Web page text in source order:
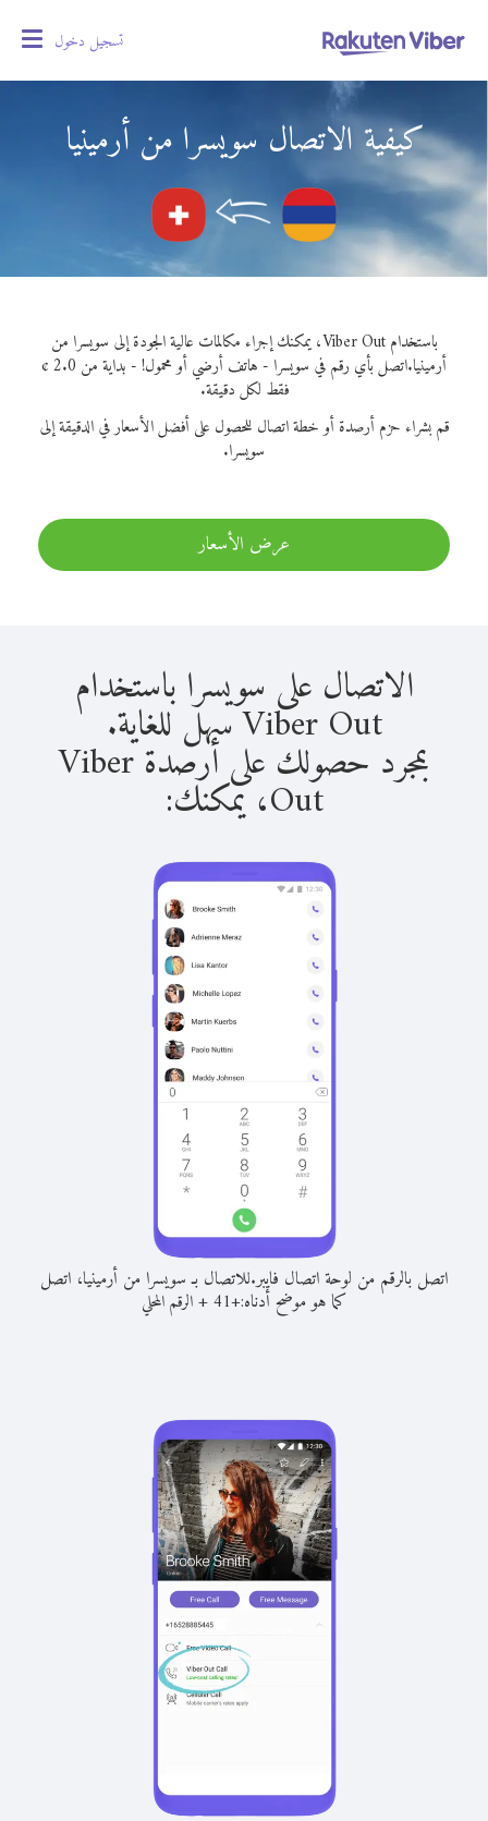
تسجيل دخول
كيفية الاتصال سويسرا من أرمينيا
باستخدام Viber Out، يمكنك إجراء مكالمات عالية الجودة إلى سويسرا من
أرمينيا.
اتصل بأي رقم في سويسرا - هاتف أرضي أو محمول! - بداية من 2.0 ¢
فقط لكل دقيقة.
قم بشراء حزم أرصدة أو خطة اتصال للحصول على أفضل الأسعار في الدقيقة إلى
سويسرا.
عرض الأسعار
الاتصال على سويسرا باستخدام
Viber Out سهل للغاية.
بمجرد حصولك على أرصدة Viber
Out، يمكنك:
اتصل بالرقم من لوحة اتصال فايبر.للاتصال بـ سويسرا من أرمينيا، اتصل
كما هو موضح أدناه:+
41
+الرقم المحلي